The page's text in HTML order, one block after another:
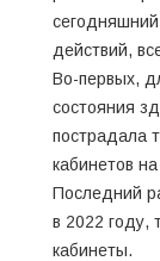
действий,
Во-первых,
состояния
пострадала
кабинетов
Последний
в 2022 году,
кабинеты.